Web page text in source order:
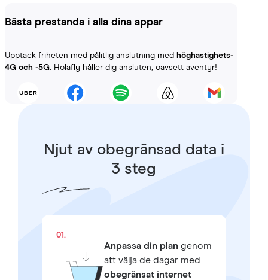
Bästa prestanda i alla dina appar
Upptäck friheten med pålitlig anslutning med höghastighets-
4G och -5G. Holafly håller dig ansluten, oavsett äventyr!
Njut av obegränsad data i
3 steg
01.
Anpassa din plangenom
att välja de dagar med
obegränsat internet